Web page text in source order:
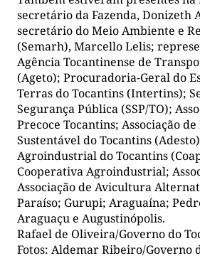
secretário da Fazenda, Donizeth
secretário do Meio Ambiente e
(Semarh), Marcello Lelis;
Agência Tocantinense de
(Ageto); Procuradoria-Geral do
Terras do Tocantins (Intertins);
Segurança Pública (SSP/TO);
Precoce Tocantins; Associação
Sustentável do Tocantins
Agroindustrial do Tocantins
Cooperativa Agroindustrial;
Associação de Avicultura
Paraíso; Gurupi; Araguaína;
Araguaçu e Augustinópolis.
Rafael de Oliveira/Governo do
Fotos: Aldemar Ribeiro/Governo